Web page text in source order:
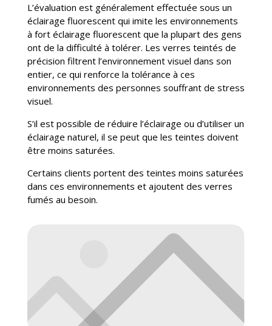
L’évaluation est généralement effectuée sous un
éclairage fluorescent qui imite les environnements
à fort éclairage fluorescent que la plupart des gens
ont de la difficulté à tolérer. Les verres teintés de
précision filtrent l’environnement visuel dans son
entier, ce qui renforce la tolérance à ces
environnements des personnes souffrant de stress
visuel.
S’il est possible de réduire l’éclairage ou d’utiliser un
éclairage naturel, il se peut que les teintes doivent
être moins saturées.
Certains clients portent des teintes moins saturées
dans ces environnements et ajoutent des verres
fumés au besoin.